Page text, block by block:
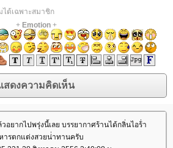
ได้เฉพาะสมาชิก
+ Emotion+
อยากไปพรุ่งนี้เลย บรรยากาศร้านได้กลิ่นไอร้่า
ารตกแต่งสวยน่่าทานครับ